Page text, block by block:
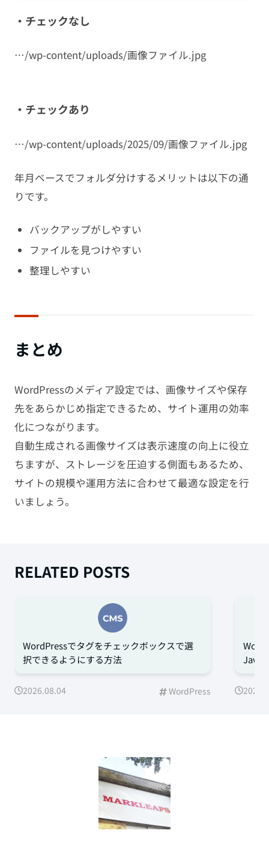
・チェックなし
…/wp-content/uploads/画像ファイル.jpg
・チェックあり
…/wp-content/uploads/2025/09/画像ファイル.jpg
年月ベースでフォルダ分けするメリットは以下の通
りです。
バックアップがしやすい
ファイルを見つけやすい
整理しやすい
まとめ
WordPressのメディア設定では、画像サイズや保存
先をあらかじめ指定できるため、サイト運用の効率
化につながります。
自動生成される画像サイズは表示速度の向上に役立
ちますが、ストレージを圧迫する側面もあるため、
サイトの規模や運用方法に合わせて最適な設定を行
いましょう。
RELATED POSTS
WordPressでタグをチェックボックスで選
択できるようにする方法
2026.08.04 WordPress